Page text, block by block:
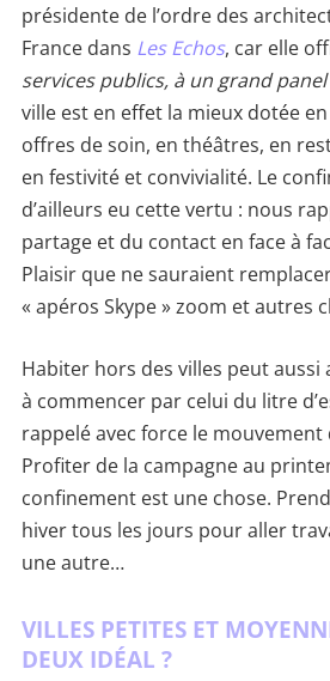
présidente de l’ordre des
France dans Les Echos, car elle
services publics, à un grand
ville est en effet la mieux dotée
offres de soin, en théâtres, en
en festivité et convivialité. Le
d’ailleurs eu cette vertu : nous
partage et du contact en face à
Plaisir que ne sauraient
« apéros Skype » zoom et autres
Habiter hors des villes peut aussi
à commencer par celui du litre
rappelé avec force le mouvement
Profiter de la campagne au
confinement est une chose.
hiver tous les jours pour aller
une autre…
VILLES PETITES ET
DEUX IDÉAL ?